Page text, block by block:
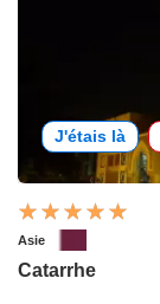
J'étais là
Asie
Catarrhe